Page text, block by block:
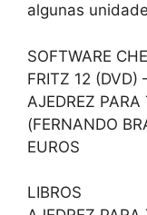
algunas
SOFTWARE
FRITZ 12 (DVD)
AJEDREZ
(FERNANDO
EUROS
LIBROS